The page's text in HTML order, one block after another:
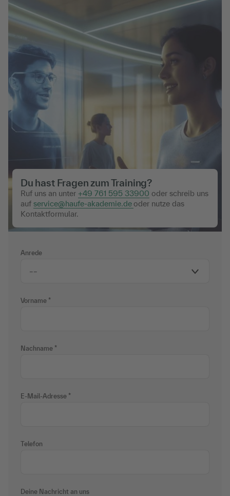
Anrede
Vorname
Nachname
E-Mail-Adresse
Telefon
Deine Nachricht an uns
Du hast Fragen zum Training?
Ruf uns an unter +49 761 595 33900 oder schreib uns
auf service@haufe-akademie.de oder nutze das
Kontaktformular.